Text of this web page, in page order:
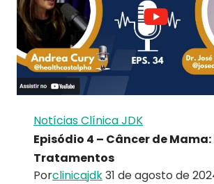
Notícias Clínica JDK
Episódio 4 – Câncer de
Tratamentos
Porclinicajdk31 de agosto de